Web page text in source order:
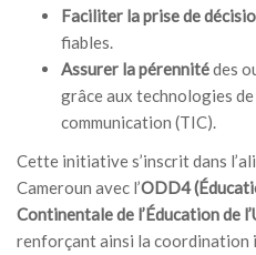
Faciliter la prise de
fiables.
Assurer la pérennitédes
grâce aux technologies
communication (TIC).
Cette initiative s’inscrit dans
Cameroun avec l’ODD4
Continentale de l’Éducation de
renforçant ainsi la coordination